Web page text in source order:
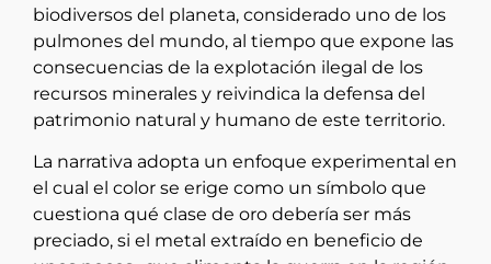
biodiversos del planeta, considerado uno de los
pulmones del mundo, al tiempo que expone las
consecuencias de la explotación ilegal de los
recursos minerales y reivindica la defensa del
patrimonio natural y humano de este territorio.
La narrativa adopta un enfoque experimental en
el cual el color se erige como un símbolo que
cuestiona qué clase de oro debería ser más
preciado, si el metal extraído en beneficio de